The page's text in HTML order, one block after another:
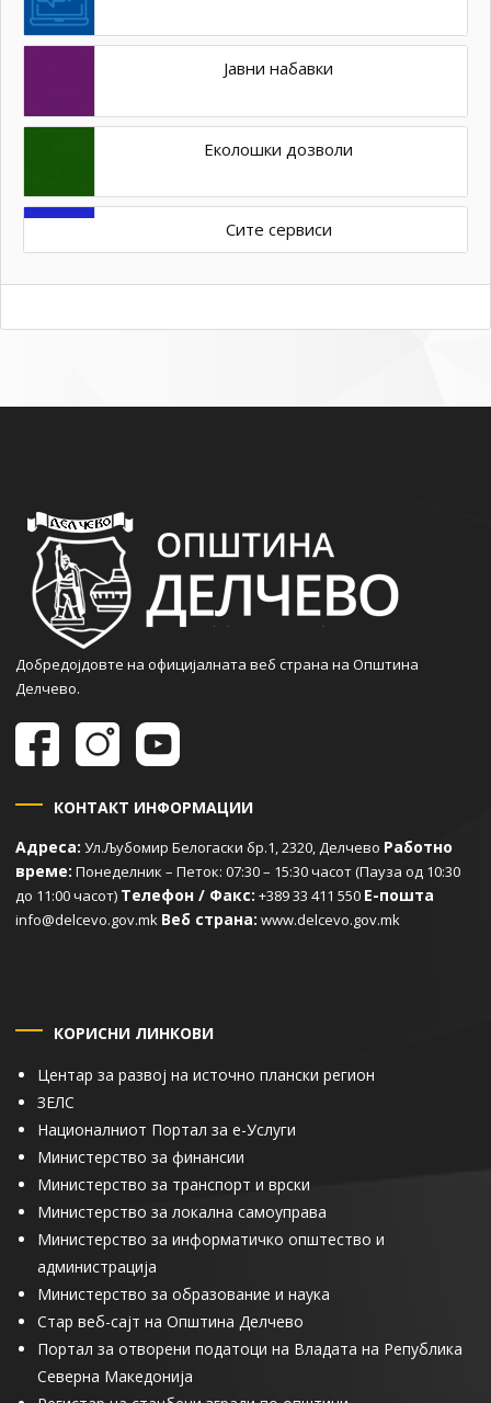
Јавни набавки
Еколошки дозволи
Сите сервиси
Добредојдовте на официјалната веб страна на Општина
Делчево.
КОНТАКТ ИНФОРМАЦИИ
Адреса: Ул.Љубомир Белогаски бр.1, 2320, Делчево Работно
време: Понеделник – Петок: 07:30 – 15:30 часот (Пауза од 10:30
до 11:00 часот) Телефон / Факс: +389 33 411 550 Е-пошта
info@delcevo.gov.mk Веб страна: www.delcevo.gov.mk
КОРИСНИ ЛИНКОВИ
Центар за развој на источно плански регион
ЗЕЛС
Националниот Портал за е-Услуги
Министерство за финансии
Министерство за транспорт и врски
Министерство за локална самоуправа
Министерство за информатичко општество и
администрација
Министерство за образование и наука
Стар веб-сајт на Општина Делчево
Портал за отворени податоци на Владата на Република
Северна Македонија